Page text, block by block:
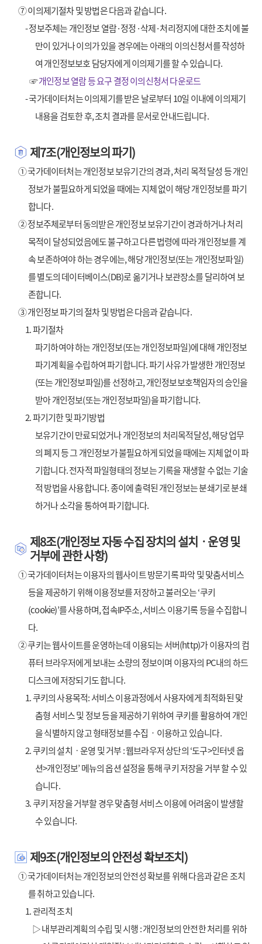
⑦ 이의제기절차 및 방법은 다음과 같습니다.
- 정보주체는 개인정보 열람·정정·삭제·처리정지에 대한 조치에 불
만이 있거나 이의가 있을 경우에는 아래의 이의신청서를 작성하
여 개인정보보호 담당자에게 이의제기를 할 수 있습니다.
☞개인정보 열람 등 요구 결정 이의신청서 다운로드
- 국가데이터처는 이의제기를 받은 날로부터 10일 이내에 이의제기
내용을 검토한 후, 조치 결과를 문서로 안내드립니다.
제7조(개인정보의 파기)
① 국가데이터처는 개인정보 보유기간의 경과, 처리 목적 달성 등 개인
정보가 불필요하게 되었을 때에는 지체 없이 해당 개인정보를 파기
합니다.
② 정보주체로부터 동의받은 개인정보 보유기간이 경과하거나 처리
목적이 달성되었음에도 불구하고 다른 법령에 따라 개인정보를 계
속 보존하여야 하는 경우에는, 해당 개인정보(또는 개인정보파일)
를 별도의 데이터베이스(DB)로 옮기거나 보관장소를 달리하여 보
존합니다.
③ 개인정보 파기의 절차 및 방법은 다음과 같습니다.
1. 파기절차
파기하여야 하는 개인정보(또는 개인정보파일)에 대해 개인정보
파기계획을 수립하여 파기합니다. 파기 사유가 발생한 개인정보
(또는 개인정보파일)를 선정하고, 개인정보보호책임자의 승인을
받아 개인정보(또는 개인정보파일)을 파기합니다.
2. 파기기한 및 파기방법
보유기간이 만료되었거나 개인정보의 처리목적달성, 해당 업무
의 폐지 등 그 개인정보가 불필요하게 되었을 때에는 지체 없이 파
기합니다. 전자적 파일형태의 정보는 기록을 재생할 수 없는 기술
적 방법을 사용합니다. 종이에 출력된 개인정보는 분쇄기로 분쇄
하거나 소각을 통하여 파기합니다.
제8조(개인정보 자동 수집 장치의 설치ㆍ운영 및
거부에 관한 사항)
① 국가데이터처는 이용자의 웹사이트 방문기록 파악 및 맞춤서비스
등을 제공하기 위해 이용정보를 저장하고 불러오는 ‘쿠키
(cookie)’를 사용하며, 접속IP주소, 서비스 이용기록 등을 수집합니
다.
② 쿠키는 웹사이트를 운영하는데 이용되는 서버(http)가 이용자의 컴
퓨터 브라우저에게 보내는 소량의 정보이며 이용자의 PC내의 하드
디스크에 저장되기도 합니다.
1. 쿠키의 사용목적: 서비스 이용과정에서 사용자에게 최적화된 맞
춤형 서비스 및 정보 등을 제공하기 위하여 쿠키를 활용하여 개인
을 식별하지 않고 형태정보를 수집‧이용하고 있습니다.
2. 쿠키의 설치ㆍ운영 및 거부 : 웹브라우저 상단의 ‘도구>인터넷 옵
션>개인정보’ 메뉴의 옵션 설정을 통해 쿠키 저장을 거부 할 수 있
습니다.
3. 쿠키 저장을 거부할 경우 맞춤형 서비스 이용에 어려움이 발생할
수 있습니다.
제9조(개인정보의 안전성 확보조치)
① 국가데이터처는 개인정보의 안전성 확보를 위해 다음과 같은 조치
를 취하고 있습니다.
1. 관리적 조치
▷ 내부관리계획의 수립 및 시행 : 개인정보의 안전한 처리를 위하